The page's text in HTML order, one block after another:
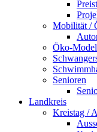
Mobilität /
Öko-
Senioren
Landkreis
Kreistag /